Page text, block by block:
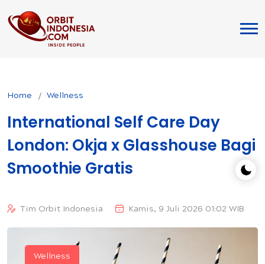
Home Wellness
International Self Care Day
London: Okja x Glasshouse Bagi
Smoothie Gratis
Tim Orbit Indonesia Kamis, 9 Juli 2026 01:02 WIB
Wellness